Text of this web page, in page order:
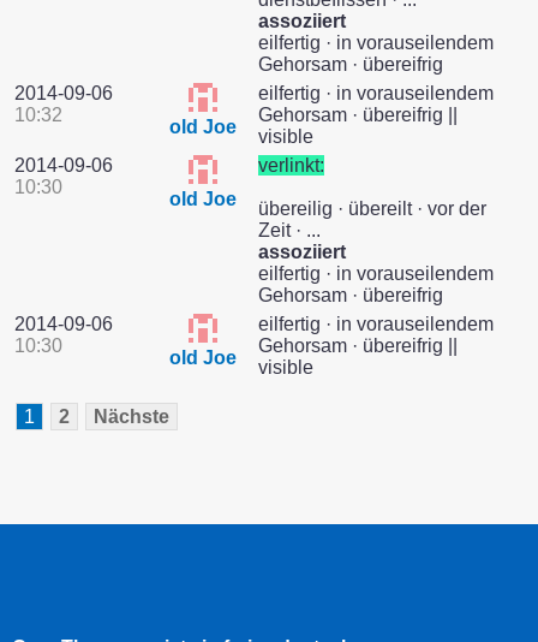
assoziiert
eilfertig · in vorauseilendem
Gehorsam · übereifrig
2014-09-06
10:32
old Joe
eilfertig · in vorauseilendem
Gehorsam · übereifrig ||
visible
2014-09-06
10:30
old Joe
verlinkt:
übereilig · übereilt · vor der
Zeit · ...
assoziiert
eilfertig · in vorauseilendem
Gehorsam · übereifrig
2014-09-06
10:30
old Joe
eilfertig · in vorauseilendem
Gehorsam · übereifrig ||
visible
1 2 Nächste